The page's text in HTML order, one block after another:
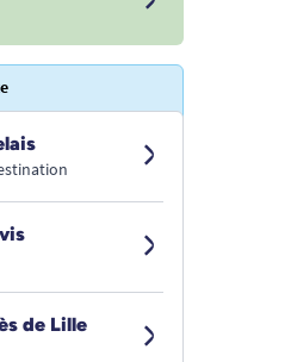
de Lille